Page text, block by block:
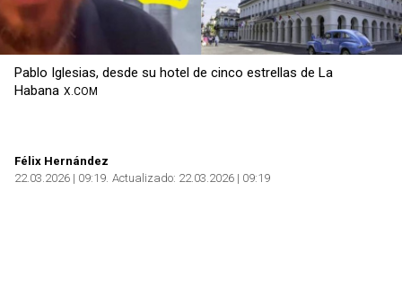
Pablo Iglesias, desde su hotel de cinco estrellas de La
Habana X.COM
Félix Hernández
22.03.2026 | 09:19 Actualizado: 22.03.2026 | 09:19